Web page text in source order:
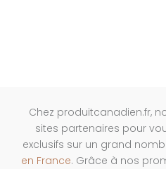
Chez produitcanadien.fr,
sites partenaires pour
exclusifs sur un grand
en France. Grâce à nos